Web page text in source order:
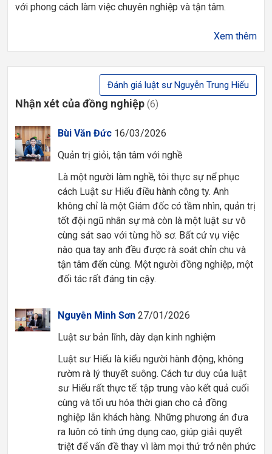
với phong cách làm việc chuyên nghiệp và tận tâm.
Xem thêm
Đánh giá luật sư Nguyễn Trung Hiếu
Nhận xét của đồng nghiệp (6)
Bùi Văn Đức 16/03/2026
Quản trị giỏi, tận tâm với nghề
Là một người làm nghề, tôi thực sự nể phục
cách Luật sư Hiếu điều hành công ty. Anh
không chỉ là một Giám đốc có tầm nhìn, quản trị
tốt đội ngũ nhân sự mà còn là một luật sư vô
cùng sát sao với từng hồ sơ. Bất cứ vụ việc
nào qua tay anh đều được rà soát chỉn chu và
tận tâm đến cùng. Một người đồng nghiệp, một
đối tác rất đáng tin cậy.
Nguyễn Minh Sơn 27/01/2026
Luật sư bản lĩnh, dày dạn kinh nghiệm
Luật sư Hiếu là kiểu người hành động, không
rườm rà lý thuyết suông. Cách tư duy của luật
sư Hiếu rất thực tế: tập trung vào kết quả cuối
cùng và tối ưu hóa thời gian cho cả đồng
nghiệp lẫn khách hàng. Những phương án đưa
ra luôn có tính ứng dụng cao, giúp giải quyết
triệt để vấn đề thay vì làm mọi thứ trở nên phức